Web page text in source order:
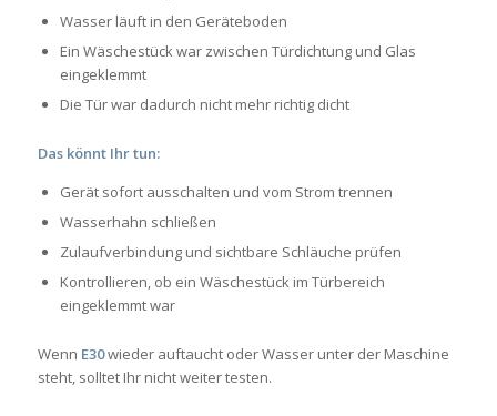
Wasser läuft in den Geräteboden
Ein Wäschestück war zwischen Türdichtung und Glas
eingeklemmt
Die Tür war dadurch nicht mehr richtig dicht
Das könnt Ihr tun:
Gerät sofort ausschalten und vom Strom trennen
Wasserhahn schließen
Zulaufverbindung und sichtbare Schläuche prüfen
Kontrollieren, ob ein Wäschestück im Türbereich
eingeklemmt war
Wenn E30wieder auftaucht oder Wasser unter der Maschine
steht, solltet Ihr nicht weiter testen.